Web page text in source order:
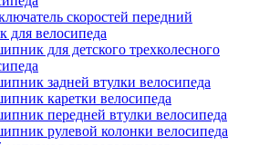
скоростей передний
велосипеда
для детского трехколесного
задней втулки велосипеда
каретки велосипеда
передней втулки велосипеда
рулевой колонки велосипеда